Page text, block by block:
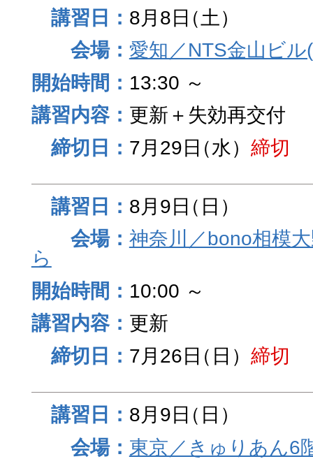
8月8日（土）
愛知／NTS金山ビ
13:30 ～
更新＋失効再交付
7月29日（水） 締切
8月9日（日）
神奈川／bono相模
ら
10:00 ～
更新
7月26日（日） 締切
8月9日（日）
東京／きゅりあん6